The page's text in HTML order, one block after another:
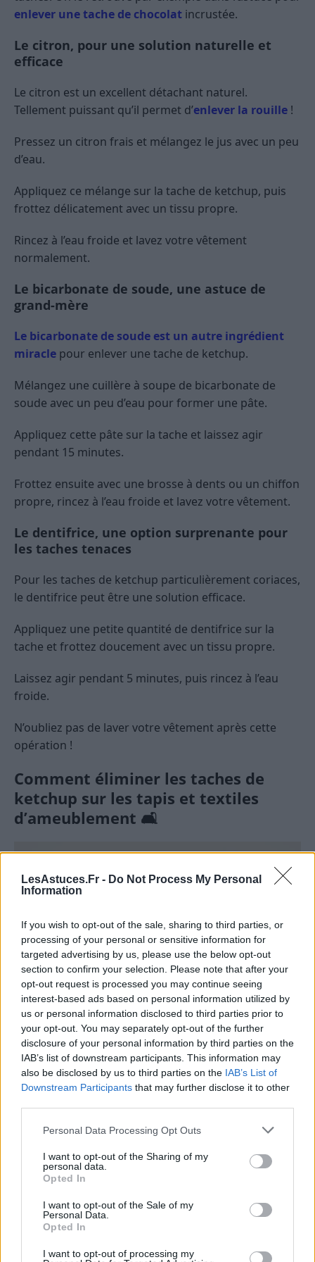
LesAstuces.Fr - Do Not Process My Personal
Information
If you wish to opt-out of the sale, sharing to third parties, or
processing of your personal or sensitive information for
targeted advertising by us, please use the below opt-out
section to confirm your selection. Please note that after your
opt-out request is processed you may continue seeing
interest-based ads based on personal information utilized by
us or personal information disclosed to third parties prior to
your opt-out. You may separately opt-out of the further
disclosure of your personal information by third parties on the
IAB’s list of downstream participants. This information may
also be disclosed by us to third parties on the IAB’s List of
Downstream Participants that may further disclose it to other
Personal Data Processing Opt Outs
I want to opt-out of the Sharing of my
personal data.
Opted In
I want to opt-out of the Sale of my
Personal Data.
Opted In
I want to opt-out of processing my
enlever une tache de chocolat incrustée.
Le citron, pour une solution naturelle et
efficace
Le citron est un excellent détachant naturel.
Tellement puissant qu’il permet d’enlever la rouille !
Pressez un citron frais et mélangez le jus avec un peu
d’eau.
Appliquez ce mélange sur la tache de ketchup, puis
frottez délicatement avec un tissu propre.
Rincez à l’eau froide et lavez votre vêtement
normalement.
Le bicarbonate de soude, une astuce de
grand-mère
Le bicarbonate de soude est un autre ingrédient
miracle pour enlever une tache de ketchup.
Mélangez une cuillère à soupe de bicarbonate de
soude avec un peu d’eau pour former une pâte.
Appliquez cette pâte sur la tache et laissez agir
pendant 15 minutes.
Frottez ensuite avec une brosse à dents ou un chiffon
propre, rincez à l’eau froide et lavez votre vêtement.
Le dentifrice, une option surprenante pour
les taches tenaces
Pour les taches de ketchup particulièrement coriaces,
le dentifrice peut être une solution efficace.
Appliquez une petite quantité de dentifrice sur la
tache et frottez doucement avec un tissu propre.
Laissez agir pendant 5 minutes, puis rincez à l’eau
froide.
N’oubliez pas de laver votre vêtement après cette
opération !
Comment éliminer les taches de
ketchup sur les tapis et textiles
d’ameublement 🛋️
Utiliser un chiffon humide et du savon
Lorsqu’une tache de ketchup fait son apparition sur
un tapis ou un textile d’ameublement, agissez
rapidement pour éviter qu’elle ne s’incruste. T
out d’abord, enlevez délicatement l’excédent de
Ensuite, humidifiez un chiffon propre avec de l’eau
Tamponnez la tache en prenant soin de ne pas frotter